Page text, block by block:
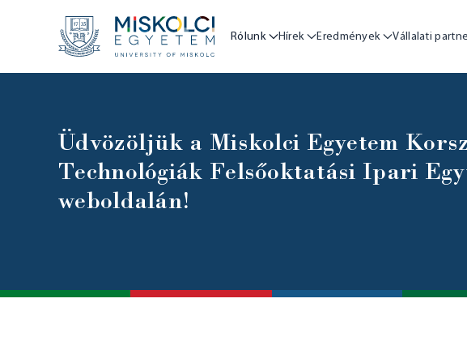
Rólunk Hírek Eredmények Vállalati
Üdvözöljük a Miskolci Egyetem
Technológiák Felsőoktatási Ipari
weboldalán!